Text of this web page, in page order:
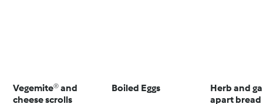
Vegemite® and
cheese scrolls
Boiled Eggs
Herb and
apart bread